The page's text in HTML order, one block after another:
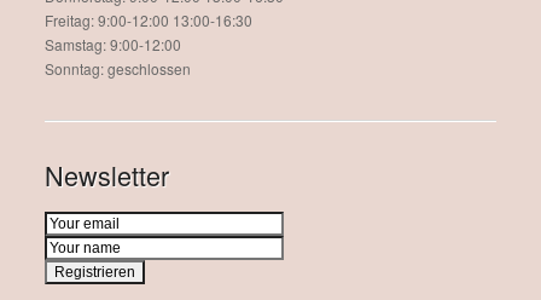
Freitag: 9:00-12:00 13:00-16:30
Samstag: 9:00-12:00
Sonntag: geschlossen
Newsletter